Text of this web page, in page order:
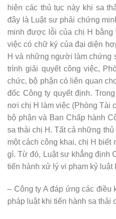
hiện các thủ tục này khi sa
đây là Luật sư phải chứng
minh được lỗi của chị H
việc có chữ ký của đại diện
H và những người làm chứng
trình giải quyết công việc,
chức, bộ phận có liên quan
đốc Công ty quyết định.
nơi chị H làm việc (Phòng Tài
bộ phận và Ban Chấp hành
sa thải chị H. Tất cả những
một cách công khai, chị H biết
gì. Từ đó, Luật sư khẳng định
tiến hành xử lý vi phạm kỷ luật
– Công ty A đáp ứng các điều
pháp luật khi tiến hành sa thải